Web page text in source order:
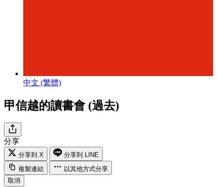
中文 (繁體)
甲信越的讀書會 (過去)
分享
分享到 X
分享到 LINE
複製連結
以其他方式分享
取消